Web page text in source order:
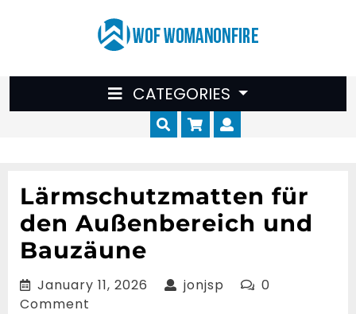
CATEGORIES
Cart
Lärmschutzmatten für
den Außenbereich und
Bauzäune
January 11, 2026 Januaryjonjsp jonjsp0
Comment